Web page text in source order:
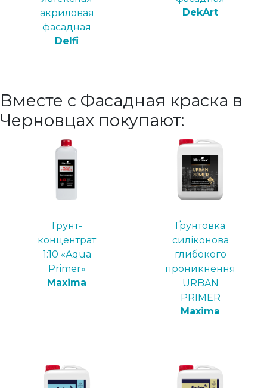
акриловая
фасадная
Delfi
DekArt
Вместе с Фасадная краска в
Черновцах покупают:
Грунт-
концентрат
1:10 «Aqua
Primer»
Maxima
Ґрунтовка
силіконова
глибокого
проникнення
URBAN
PRIMER
Maxima